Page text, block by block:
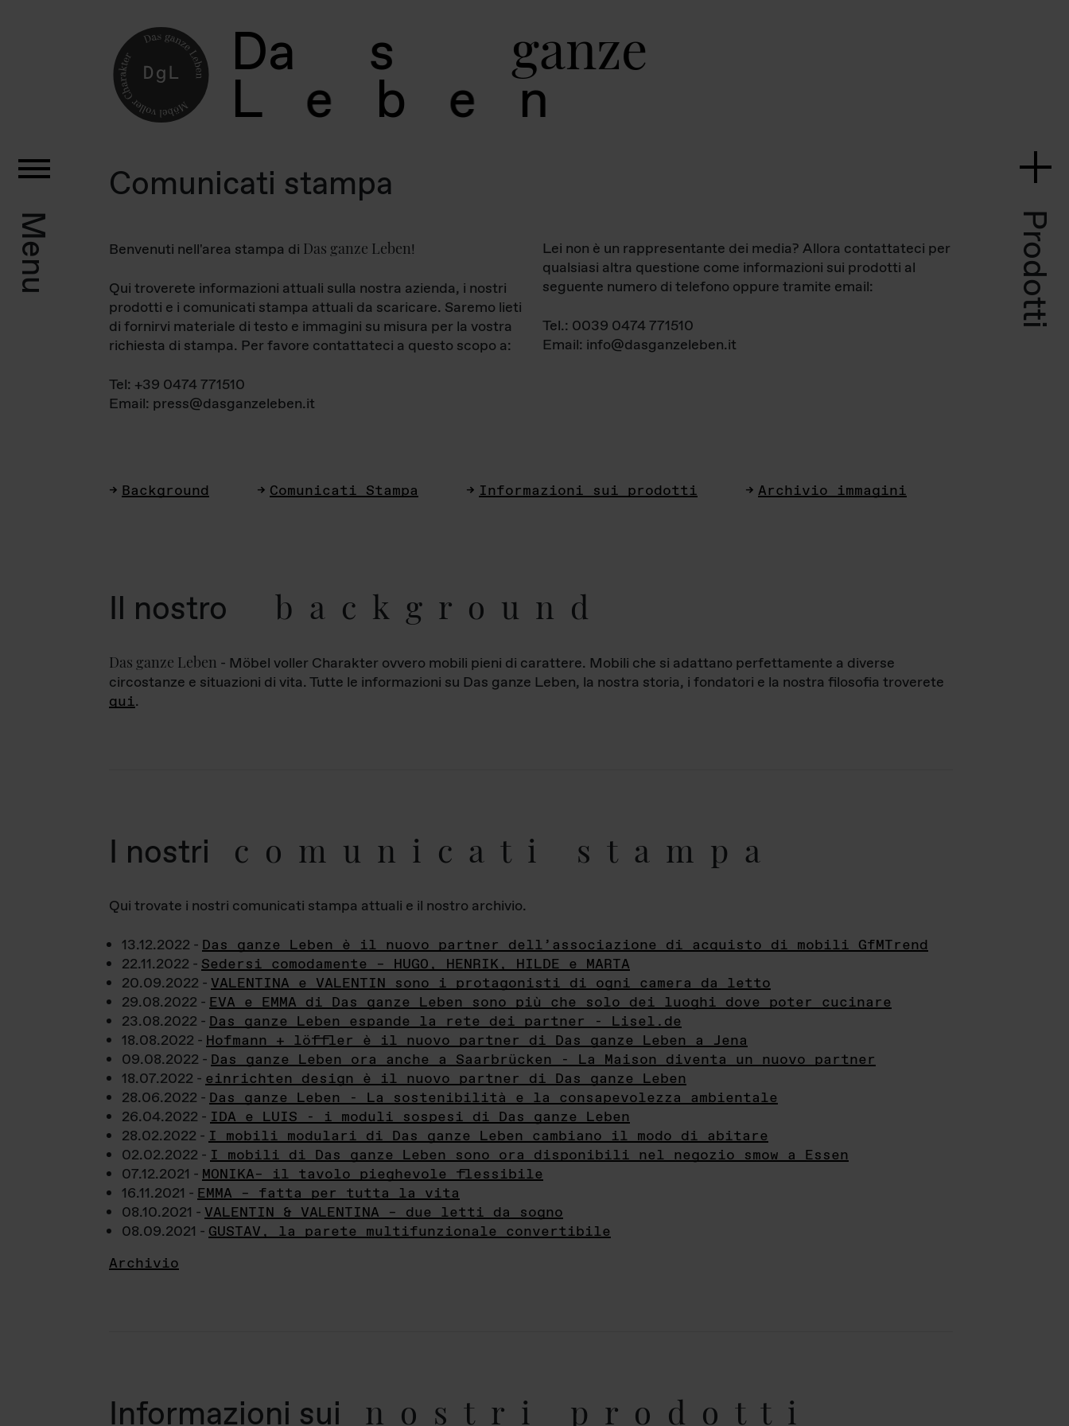
Da s ganz
L e b
Menu Prodotti
Comunicati stampa
Benvenuti nell'area stampa di Das ganze Leben!
Qui troverete informazioni attuali sulla nostra azienda, i nostri
prodotti e i comunicati stampa attuali da scaricare. Saremo lieti
di fornirvi materiale di testo e immagini su misura per la vostra
richiesta di stampa. Per favore contattateci a questo scopo a:
Tel: +39 0474 771510
Email: press@dasganzeleben.it
Lei non è un rappresentante dei media? Allora contattateci per
qualsiasi altra questione come informazioni sui prodotti al
seguente numero di telefono oppure tramite email:
Tel.: 0039 0474 771510
Email: info@dasganzeleben.it
Background Comunicati Stampa Informazioni sui prodotti Archivio immagini
Il nostro background
Das ganze Leben - Möbel voller Charakter ovvero mobili pieni di carattere. Mobili che si adattano perfettamente a diverse
circostanze e situazioni di vita. Tutte le informazioni su Das ganze Leben, la nostra storia, i fondatori e la nostra filosofia troverete
qui.
I nostri comunicati stampa
Qui trovate i nostri comunicati stampa attuali e il nostro archivio.
13.12.2022 - Das ganze Leben è il nuovo partner dell’associazione di acquisto di mobili GfMTrend
22.11.2022 - Sedersi comodamente – HUGO, HENRIK, HILDE e MARTA
20.09.2022 - VALENTINA e VALENTIN sono i protagonisti di ogni camera da letto
29.08.2022 - EVA e EMMA di Das ganze Leben sono più che solo dei luoghi dove poter cucinare
23.08.2022 - Das ganze Leben espande la rete dei partner - Lisel.de
18.08.2022 - Hofmann + löffler è il nuovo partner di Das ganze Leben a Jena
09.08.2022 - Das ganze Leben ora anche a Saarbrücken - La Maison diventa un nuovo partner
18.07.2022 - einrichten design è il nuovo partner di Das ganze Leben
28.06.2022 - Das ganze Leben - La sostenibilità e la consapevolezza ambientale
26.04.2022 - IDA e LUIS - i moduli sospesi di Das ganze Leben
28.02.2022 - I mobili modulari di Das ganze Leben cambiano il modo di abitare
02.02.2022 - I mobili di Das ganze Leben sono ora disponibili nel negozio smow a Essen
07.12.2021 - MONIKA– il tavolo pieghevole flessibile
16.11.2021 - EMMA – fatta per tutta la vita
08.10.2021 - VALENTIN & VALENTINA – due letti da sogno
08.09.2021 - GUSTAV, la parete multifunzionale convertibile
Archivio
Informazioni sui nostri prodotti